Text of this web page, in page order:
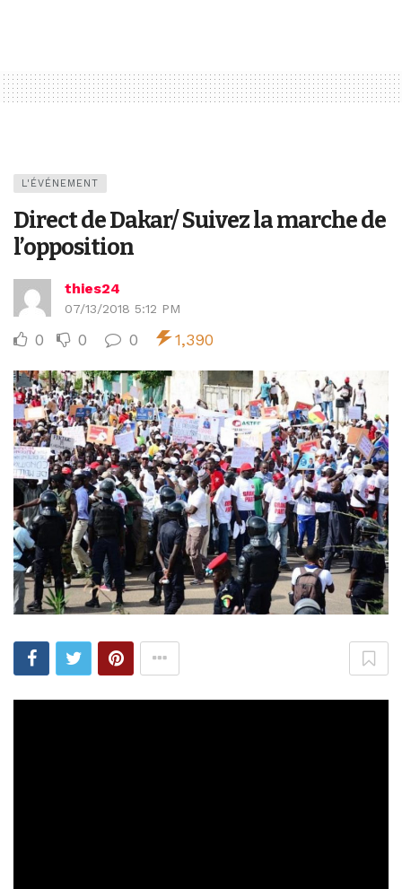
L'ÉVÉNEMENT
Direct de Dakar/ Suivez la marche de
l’opposition
thies24
07/13/2018 5:12 PM
0 0 0 1,390